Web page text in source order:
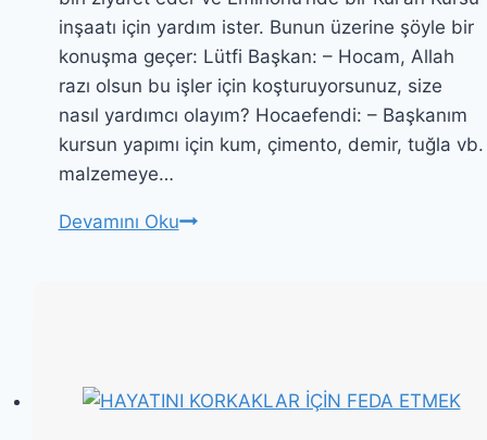
inşaatı için yardım ister. Bunun üzerine şöyle bir
konuşma geçer: Lütfi Başkan: – Hocam, Allah
razı olsun bu işler için koşturuyorsunuz, size
nasıl yardımcı olayım? Hocaefendi: – Başkanım
kursun yapımı için kum, çimento, demir, tuğla vb.
malzemeye…
Devamını OkuLÜTFİ